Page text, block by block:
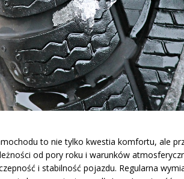
to nie tylko kwestia komfortu, ale
od pory roku i warunków
i stabilność pojazdu. Regularna